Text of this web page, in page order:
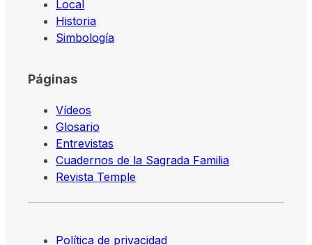
Local
Historia
Simbología
Páginas
Vídeos
Glosario
Entrevistas
Cuadernos de la Sagrada Familia
Revista Temple
Política de privacidad